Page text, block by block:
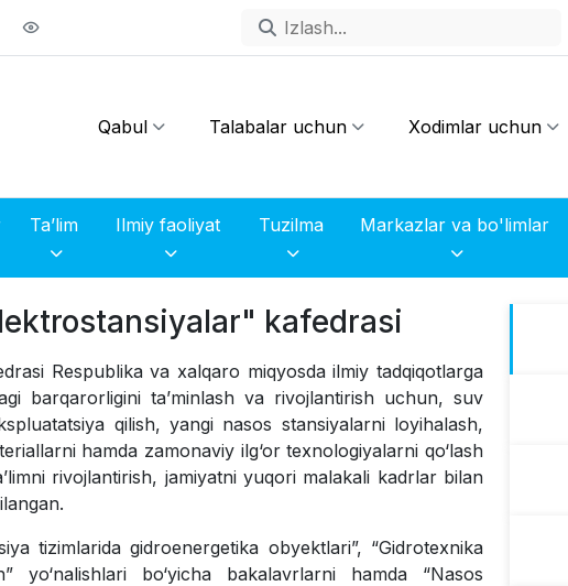
Qabul Talabalar uchun Xodimlar uchun
Ta’lim Tuzilma Markazlar va bo'limlar
kafedrasi
Respublika va xalqaro miqyosda ilmiy tadqiqotlarga
barqarorligini ta’minlash va rivojlantirish uchun, suv
qilish, yangi nasos stansiyalarni loyihalash,
hamda zamonaviy ilg‘or texnologiyalarni qo‘lash
rivojlantirish, jamiyatni yuqori malakali kadrlar bilan
tizimlarida gidroenergetika obyektlari”, “Gidrotexnika
yo‘nalishlari bo‘yicha bakalavrlarni hamda “Nasos